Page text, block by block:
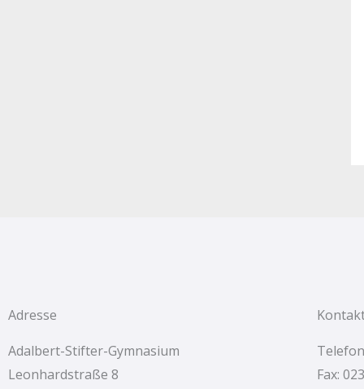
Adresse
Adalbert-Stifter-Gymnasium
Leonhardstraße 8
Fax: